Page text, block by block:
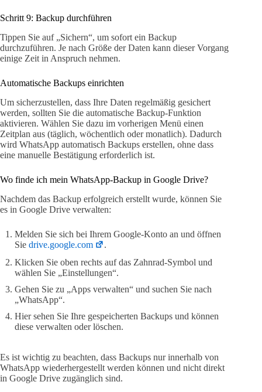
Schritt 9: Backup durchführen
Tippen Sie auf „Sichern“, um sofort ein Backup
durchzuführen. Je nach Größe der Daten kann dieser Vorgang
einige Zeit in Anspruch nehmen.
Automatische Backups einrichten
Um sicherzustellen, dass Ihre Daten regelmäßig gesichert
werden, sollten Sie die automatische Backup-Funktion
aktivieren. Wählen Sie dazu im vorherigen Menü einen
Zeitplan aus (täglich, wöchentlich oder monatlich). Dadurch
wird WhatsApp automatisch Backups erstellen, ohne dass
eine manuelle Bestätigung erforderlich ist.
Wo finde ich mein WhatsApp-Backup in Google Drive?
Nachdem das Backup erfolgreich erstellt wurde, können Sie
es in Google Drive verwalten:
Melden Sie sich bei Ihrem Google-Konto an und öffnen
Sie drive.google.com
.
Klicken Sie oben rechts auf das Zahnrad-Symbol und
wählen Sie „Einstellungen“.
Gehen Sie zu „Apps verwalten“ und suchen Sie nach
„WhatsApp“.
Hier sehen Sie Ihre gespeicherten Backups und können
diese verwalten oder löschen.
Es ist wichtig zu beachten, dass Backups nur innerhalb von
WhatsApp wiederhergestellt werden können und nicht direkt
in Google Drive zugänglich sind.